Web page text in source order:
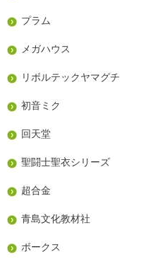
プラム
メガハウス
リボルテックヤマグチ
初音ミク
回天堂
聖闘士聖衣シリーズ
超合金
青島文化教材社
ボークス